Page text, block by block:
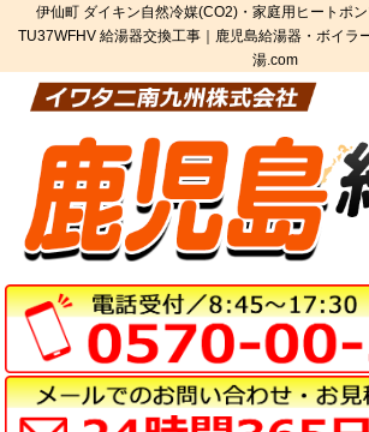
伊仙町 ダイキン自然冷媒(CO2)・家庭用ヒートポ
TU37WFHV 給湯器交換工事｜鹿児島給湯器・ボイラ
湯.com